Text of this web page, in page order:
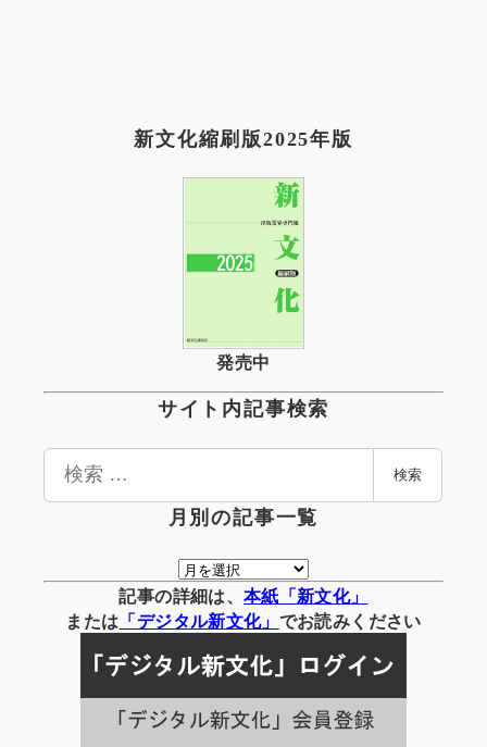
新文化縮刷版2025年版
発売中
サイト内記事検索
検
検索
月別の記事一覧
月
別
の
事
一
覧
記事の詳細は、 本紙「新文化」
または 「デジタル新文化」 でお読みください